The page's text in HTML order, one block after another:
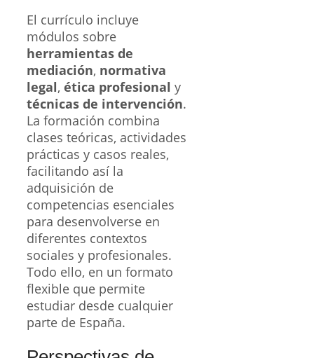
El currículo incluye
módulos sobre
herramientas de
mediación, normativa
legal, ética profesional y
técnicas de intervención.
La formación combina
clases teóricas, actividades
prácticas y casos reales,
facilitando así la
adquisición de
competencias esenciales
para desenvolverse en
diferentes contextos
sociales y profesionales.
Todo ello, en un formato
flexible que permite
estudiar desde cualquier
parte de España.